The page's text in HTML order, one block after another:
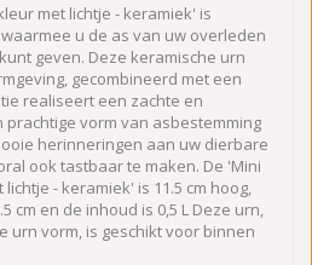
met lichtje - keramiek' is
waarmee u de as van uw overleden
geven. Deze keramische urn
gecombineerd met een
realiseert een zachte en
prachtige vorm van asbestemming
herinneringen aan uw dierbare
ook tastbaar te maken. De 'Mini
- keramiek' is 11.5 cm hoog,
cm en de inhoud is 0,5 L Deze urn,
urn vorm, is geschikt voor binnen